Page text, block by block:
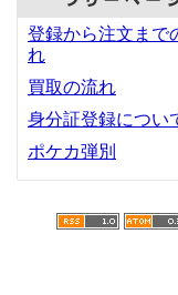
登録から注文まで
れ
買取の流れ
身分証登録につい
ポケカ弾別